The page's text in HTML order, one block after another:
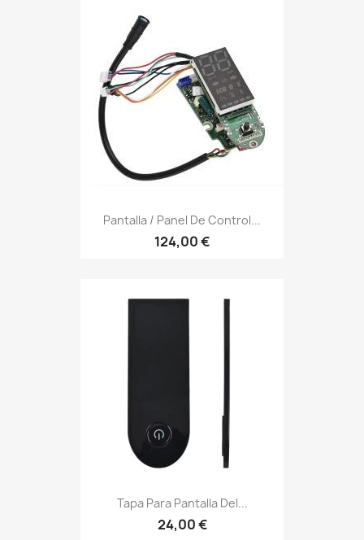
Pantalla / Panel De Control...
124,00 €
Tapa Para Pantalla Del...
24,00 €